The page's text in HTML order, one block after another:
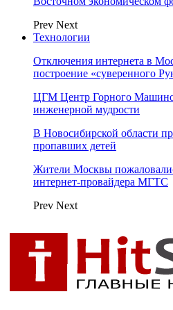
Prev Next
Технологии
Отключения интернета в
построение «суверенного
ЦГМ Центр Горного
инженерной мудрости
В Новосибирской области
пропавших детей
Жители Москвы
интернет-провайдера МГТС
Prev Next